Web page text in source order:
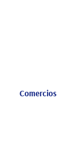
Comercios